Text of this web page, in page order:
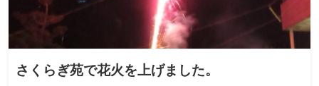
さくらぎ苑で花火を上げました。